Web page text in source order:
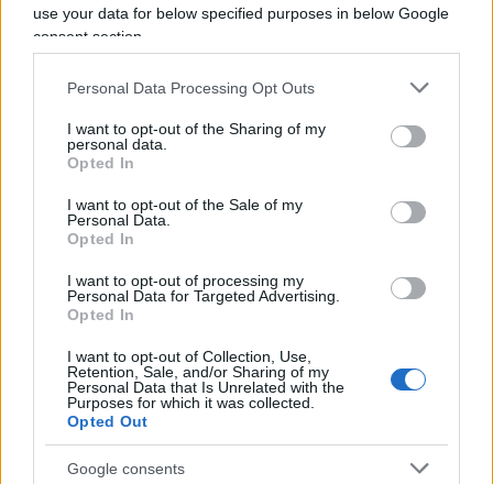
use your data for below specified purposes in below Google
consent section.
Personal Data Processing Opt Outs
I want to opt-out of the Sharing of my
personal data.
Opted In
I want to opt-out of the Sale of my
Personal Data.
Opted In
I want to opt-out of processing my
Personal Data for Targeted Advertising.
Opted In
I want to opt-out of Collection, Use,
Retention, Sale, and/or Sharing of my
Personal Data that Is Unrelated with the
Purposes for which it was collected.
Opted Out
Google consents
Report lo mette alla gogna, il
giudice lo assolve: il caso
Rigoli inchioda il metodo
Ranucci
Il medico veneto racconta il processo mediatico
subito in tv: accuse presentate come certezze,
carte giudiziarie mostrate in onda e una pista
economica ignorata. Poi l’assoluzione perché il
fatto non sussiste